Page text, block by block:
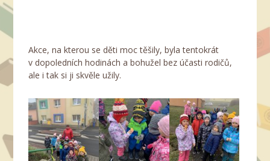
Akce, na kterou se děti moc těšily, byla tentokrát
v dopoledních hodinách a bohužel bez účasti rodičů,
ale i tak si ji skvěle užily.